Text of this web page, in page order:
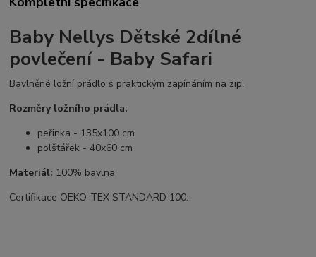
Baby Nellys Dětské 2dílné
povlečení - Baby Safari
Bavlněné ložní prádlo s praktickým zapínáním na zip.
Rozměry ložního prádla:
peřinka - 135x100 cm
polštářek - 40x60 cm
Materiál: 100% bavlna
Certifikace OEKO-TEX STANDARD 100.